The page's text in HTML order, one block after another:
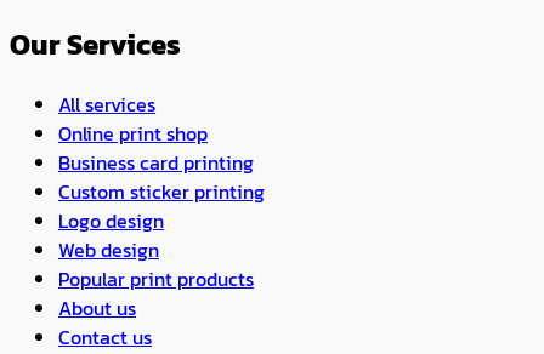
Our Services
All services
Online print shop
Business card printing
Custom sticker printing
Logo design
Web design
Popular print products
About us
Contact us